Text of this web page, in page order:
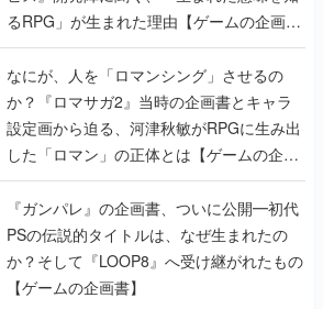
るRPG」が生まれた理由【ゲームの企画
書】
なにが、人を「ロマンシング」させるの
か？『ロマサガ2』当時の企画書とキャラ
設定画から迫る、河津秋敏がRPGに生み出
した「ロマン」の正体とは【ゲームの企画
書】
『ガンパレ』の企画書、ついに公開━初代
PSの伝説的タイトルは、なぜ生まれたの
か？そして『LOOP8』へ受け継がれたもの
【ゲームの企画書】